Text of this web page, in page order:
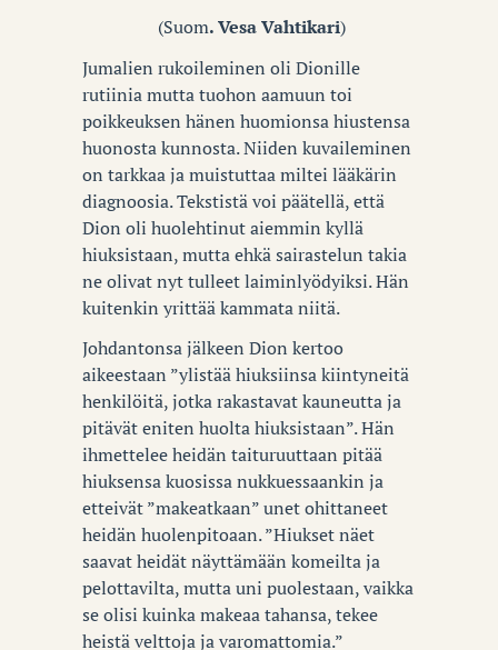
(Suom. Vesa Vahtikari)
Jumalien rukoileminen oli Dionille
rutiinia mutta tuohon aamuun toi
poikkeuksen hänen huomionsa hiustensa
huonosta kunnosta. Niiden kuvaileminen
on tarkkaa ja muistuttaa miltei lääkärin
diagnoosia. Tekstistä voi päätellä, että
Dion oli huolehtinut aiemmin kyllä
hiuksistaan, mutta ehkä sairastelun takia
ne olivat nyt tulleet laiminlyödyiksi. Hän
kuitenkin yrittää kammata niitä.
Johdantonsa jälkeen Dion kertoo
aikeestaan ”ylistää hiuksiinsa kiintyneitä
henkilöitä, jotka rakastavat kauneutta ja
pitävät eniten huolta hiuksistaan”. Hän
ihmettelee heidän taituruuttaan pitää
hiuksensa kuosissa nukkuessaankin ja
etteivät ”makeatkaan” unet ohittaneet
heidän huolenpitoaan. ”Hiukset näet
saavat heidät näyttämään komeilta ja
pelottavilta, mutta uni puolestaan, vaikka
se olisi kuinka makeaa tahansa, tekee
heistä velttoja ja varomattomia.”